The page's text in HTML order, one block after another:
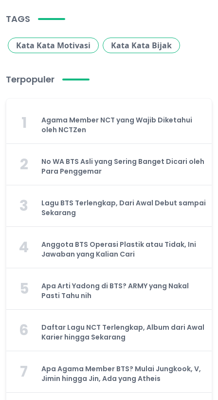
TAGS
Kata Kata Motivasi Kata Kata Bijak
Terpopuler
1
Agama Member NCT yang Wajib Diketahui
oleh NCTZen
2
No WA BTS Asli yang Sering Banget Dicari oleh
Para Penggemar
3
Lagu BTS Terlengkap, Dari Awal Debut sampai
Sekarang
4
Anggota BTS Operasi Plastik atau Tidak, Ini
Jawaban yang Kalian Cari
5
Apa Arti Yadong di BTS? ARMY yang Nakal
Pasti Tahu nih
6
Daftar Lagu NCT Terlengkap, Album dari Awal
Karier hingga Sekarang
7
Apa Agama Member BTS? Mulai Jungkook, V,
Jimin hingga Jin, Ada yang Atheis